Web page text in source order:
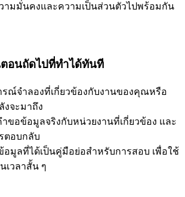
ามมั่นคงและความเป็นส่วนตัวไปพร้อมกัน
อนถัดไปที่ทำได้ทันที
รณ์จำลองที่เกี่ยวข้องกับงานของคุณหรือ
งจะมาถึง
ำขอข้อมูลจริงกับหน่วยงานที่เกี่ยวข้อง และ
ตอบกลับ
อมูลที่ได้เป็นคู่มือย่อสำหรับการสอบ เพื่อใช้
เวลาสั้น ๆ